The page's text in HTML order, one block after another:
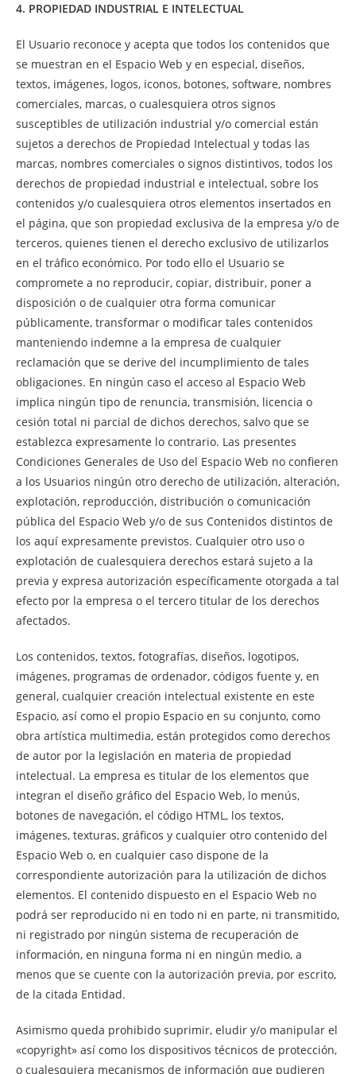
4. PROPIEDAD INDUSTRIAL E INTELECTUAL
El Usuario reconoce y acepta que todos los contenidos que
se muestran en el Espacio Web y en especial, diseños,
textos, imágenes, logos, iconos, botones, software, nombres
comerciales, marcas, o cualesquiera otros signos
susceptibles de utilización industrial y/o comercial están
sujetos a derechos de Propiedad Intelectual y todas las
marcas, nombres comerciales o signos distintivos, todos los
derechos de propiedad industrial e intelectual, sobre los
contenidos y/o cualesquiera otros elementos insertados en
el página, que son propiedad exclusiva de la empresa y/o de
terceros, quienes tienen el derecho exclusivo de utilizarlos
en el tráfico económico. Por todo ello el Usuario se
compromete a no reproducir, copiar, distribuir, poner a
disposición o de cualquier otra forma comunicar
públicamente, transformar o modificar tales contenidos
manteniendo indemne a la empresa de cualquier
reclamación que se derive del incumplimiento de tales
obligaciones. En ningún caso el acceso al Espacio Web
implica ningún tipo de renuncia, transmisión, licencia o
cesión total ni parcial de dichos derechos, salvo que se
establezca expresamente lo contrario. Las presentes
Condiciones Generales de Uso del Espacio Web no confieren
a los Usuarios ningún otro derecho de utilización, alteración,
explotación, reproducción, distribución o comunicación
pública del Espacio Web y/o de sus Contenidos distintos de
los aquí expresamente previstos. Cualquier otro uso o
explotación de cualesquiera derechos estará sujeto a la
previa y expresa autorización específicamente otorgada a tal
efecto por la empresa o el tercero titular de los derechos
afectados.
Los contenidos, textos, fotografías, diseños, logotipos,
imágenes, programas de ordenador, códigos fuente y, en
general, cualquier creación intelectual existente en este
Espacio, así como el propio Espacio en su conjunto, como
obra artística multimedia, están protegidos como derechos
de autor por la legislación en materia de propiedad
intelectual. La empresa es titular de los elementos que
integran el diseño gráfico del Espacio Web, lo menús,
botones de navegación, el código HTML, los textos,
imágenes, texturas, gráficos y cualquier otro contenido del
Espacio Web o, en cualquier caso dispone de la
correspondiente autorización para la utilización de dichos
elementos. El contenido dispuesto en el Espacio Web no
podrá ser reproducido ni en todo ni en parte, ni transmitido,
ni registrado por ningún sistema de recuperación de
información, en ninguna forma ni en ningún medio, a
menos que se cuente con la autorización previa, por escrito,
de la citada Entidad.
Asimismo queda prohibido suprimir, eludir y/o manipular el
«copyright» así como los dispositivos técnicos de protección,
o cualesquiera mecanismos de información que pudieren